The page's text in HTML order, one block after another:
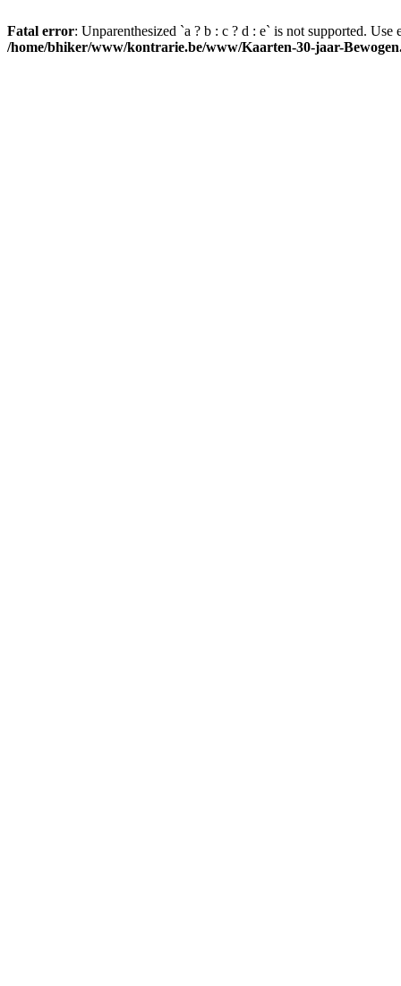
Fatal error: Unparenthesized `a ? b : c ? d : e` is not supported.
/home/bhiker/www/kontrarie.be/www/Kaarten-30-jaar-